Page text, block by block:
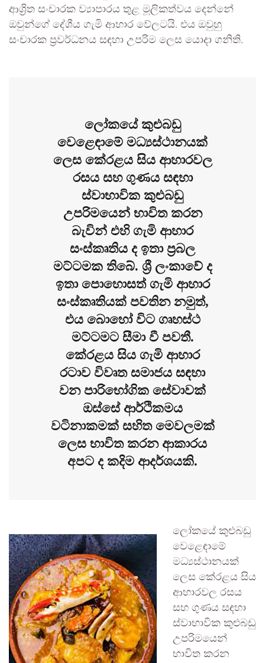
ආශ්‍රිත සංචාරක ව්‍යාපාරය තුළ මූලිකත්වය දෙන්නේ
ඔවුන්ගේ දේශීය ගැමි ආහාර වේලටයි. එය ඔවුහු
සංචාරක ප්‍රවර්ධනය සඳහා උපරිම ලෙස යොදා ගනිති.
ලෝකයේ කුළුබඩු
වෙළෙඳාමේ මධ්‍යස්ථානයක්
ලෙස කේරළය සිය ආහාරවල
රසය සහ ගුණය සඳහා
ස්වාභාවික කුළුබඩු
උපරිමයෙන් භාවිත කරන
බැවින් එහි ගැමි ආහාර
සංස්කෘතිය ද ඉතා ප්‍රබල
මට්ටමක තිබේ. ශ්‍රී ලංකාවේ ද
ඉතා පොහොසත් ගැමි ආහාර
සංස්කෘතියක් පවතින නමුත්,
එය බොහෝ විට ගෘහස්ථ
මට්ටමට සීමා වී පවතී.
කේරළය සිය ගැමි ආහාර
රටාව විවෘත සමාජය සඳහා
වන පාරිභෝගික සේවාවක්
ඔස්සේ ආර්ථිකමය
වටිනාකමක් සහිත මෙවලමක්
ලෙස භාවිත කරන ආකාරය
අපට ද කදිම ආදර්ශයකි.
ලෝකයේ කුළුබඩු
වෙළෙඳාමේ
මධ්‍යස්ථානයක්
ලෙස කේරළය සිය
ආහාරවල රසය
සහ ගුණය සඳහා
ස්වාභාවික කුළුබඩු
උපරිමයෙන්
භාවිත කරන